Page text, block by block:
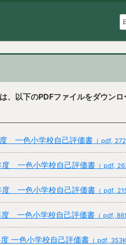
、以下のPDFファイルをダウン
一色小学校自己評価書 （ pdf,
度 一色小学校自己評価書 （ pdf,
度 一色小学校自己評価書 （ pdf,
度 一色小学校自己評価書 （ pdf,
一色小学校自己評価書 （ pdf,